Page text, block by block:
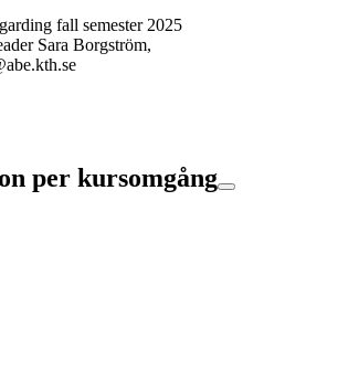
fall semester 2025
Sara Borgström,
per kursomgång